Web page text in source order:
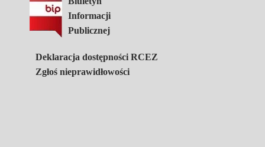
Informacji
Publicznej
Deklaracja dostępności RCEZ
Zgłoś nieprawidłowości